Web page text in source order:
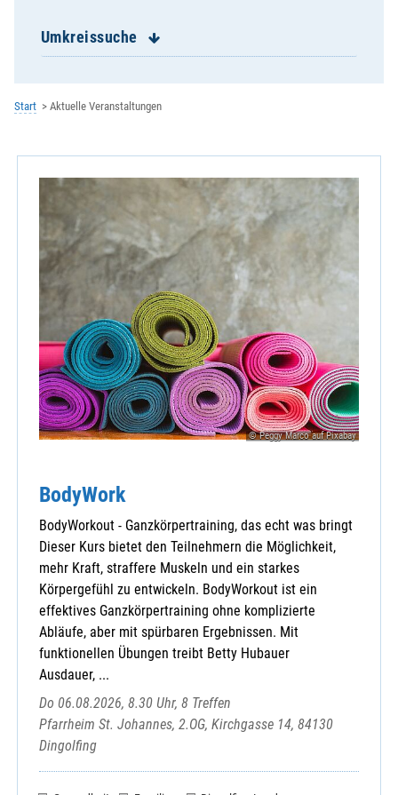
Eschlkam - St. Jakobus
Grafenkirchen - St. Laurentius
Grafenwiesen - Hl.Dreifaltigkeit
Haibühl/Arrach - St. Wolfgang
Harrling/Zandt - St. Bartholomäus
Heinrichskirchen - St. Nikolaus
Hiltersried - St. Johann Baptist
Hohenwarth - St. Johannes der Täufer
KEB im Bistum Regensburg e.V.
Lam - St. Ulrich
Lederdorn - Maria Königin
Lohberg - St. Walburga
Michelsneukirchen - St. Michael
Neukirchen b. Hl. Blut - Mariä Geburt
Pemfling - St. Andreas
Pösing - St. Vitus
Ränkam - Heilige Dreifaltigkeit
Rettenbach - St. Laurentius
Rimbach - St. Michael
Roding - St. Pankratius
Rötz - St. Martin
Sattelbogen - Kuratbenefizium St. Nikola
Sattelpeilnstein - St. Peter und Paul
Umkreissuche
Start Aktuelle Veranstaltungen
© Peggy Marco auf Pixabay
BodyWork
BodyWorkout - Ganzkörpertraining, das echt was bringt
Dieser Kurs bietet den Teilnehmern die Möglichkeit,
mehr Kraft, straffere Muskeln und ein starkes
Körpergefühl zu entwickeln. BodyWorkout ist ein
effektives Ganzkörpertraining ohne komplizierte
Abläufe, aber mit spürbaren Ergebnissen. Mit
funktionellen Übungen treibt Betty Hubauer
Ausdauer, ...
Do 06.08.2026, 8.30 Uhr, 8 Treffen
Pfarrheim St. Johannes, 2.OG, Kirchgasse 14, 84130
Dingolfing